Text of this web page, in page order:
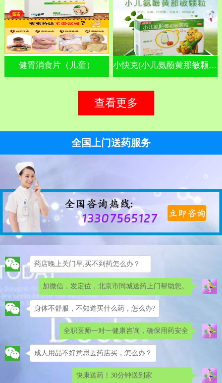
健胃消食片（儿童） 小快克(小儿氨酚黄那敏颗粒)
查看更多
全国上门送药服务
药店晚上关门早,买不到药怎么办？
加微信，发定位，北京市同城送药上门帮助您。
身体不舒服，不知道买什么药，怎么办?
全职医师一对一健康咨询，确保用药安全
成人用品不好意思去药店买，怎么办？
快康送药！30分钟送到家